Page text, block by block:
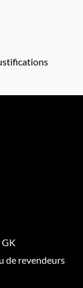
de revendeurs